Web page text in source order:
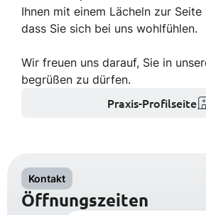
Ihnen mit einem Lächeln zur
dass Sie sich bei uns wohlfühlen.
Wir freuen uns darauf, Sie in
begrüßen zu dürfen.
Praxis-Profilseite
Kontakt
Öffnungszeiten